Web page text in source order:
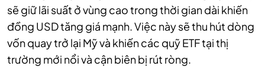
sẽ giữ lãi suất ở vùng cao trong thời gian dài khiến
đồng USD tăng giá mạnh. Việc này sẽ thu hút dòng
vốn quay trở lại Mỹ và khiến các quỹ ETF tại thị
trường mới nổi và cận biên bị rút ròng.